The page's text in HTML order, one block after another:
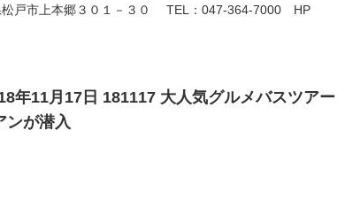
戸市上本郷３０１－３０ TEL：047-364-7000 HP
年11月17日 181117 大人気グルメバスツアー
ンが潜入